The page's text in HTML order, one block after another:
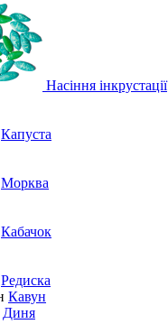
Насіння інкрустації
Капуста
Морква
Кабачок
Редиска
Кавун
Диня